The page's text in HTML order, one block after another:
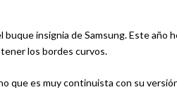
insignia de Samsung. Este año
los bordes curvos.
que es muy continuista con su